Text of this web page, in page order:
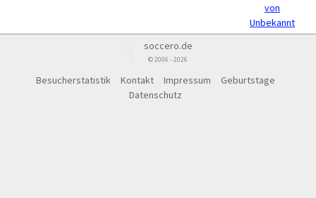
von
Unbekannt
soccero.de
© 2006 - 2026
Besucherstatistik Kontakt Impressum
Geburtstage
Datenschutz